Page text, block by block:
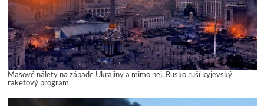
Masové nálety na západe Ukrajiny a mimo nej. Rusko ruší kyjevský
raketový program